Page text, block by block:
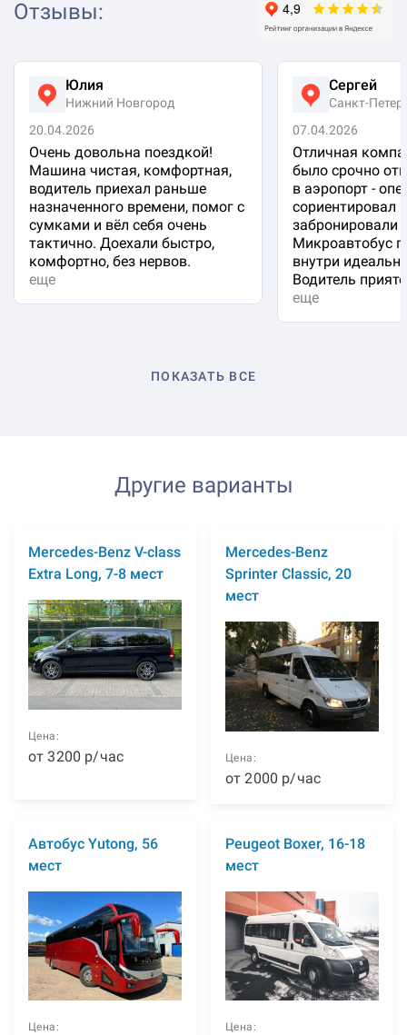
Отзывы:
Юлия
Нижний Новгород
20.04.2026
Очень довольна поездкой!
Машина чистая, комфортная,
водитель приехал раньше
назначенного времени, помог с
сумками и вёл себя очень
тактично. Доехали быстро,
комфортно, без нервов.
еще
Сергей
Санкт-
07.04.2026
Отличная
было срочно
в аэропорт -
сориентировал и
забронировали
Микроавтобус
внутри
Водитель
еще
ПОКАЗАТЬ ВСЕ
Другие варианты
Mercedes-Benz V-class
Extra Long, 7-8 мест
Цена:
от3200 р/час
Mercedes-Benz
Sprinter Classic, 20
мест
Цена:
от2000 р/час
Автобус Yutong, 56
мест
Цена:
Peugeot Boxer, 16-18
мест
Цена: